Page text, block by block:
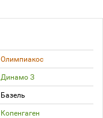
Олимпиакос
Динамо З
Базель
Копенгаген